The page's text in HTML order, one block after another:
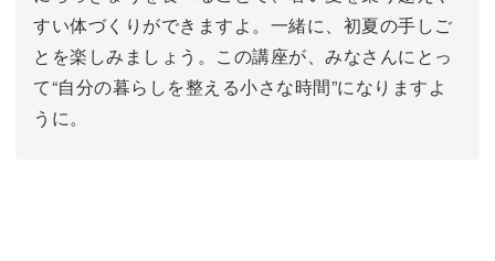
すい体づくりができますよ。一緒に、初夏の手しご
とを楽しみましょう。この講座が、みなさんにとっ
て“自分の暮らしを整える小さな時間”になりますよ
うに。